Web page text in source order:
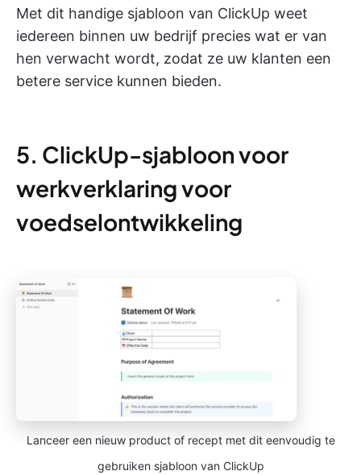
Met dit handige sjabloon van ClickUp weet
iedereen binnen uw bedrijf precies wat er van
hen verwacht wordt, zodat ze uw klanten een
betere service kunnen bieden.
5. ClickUp-sjabloon voor
werkverklaring voor
voedselontwikkeling
Lanceer een nieuw product of recept met dit eenvoudig te
gebruiken sjabloon van ClickUp